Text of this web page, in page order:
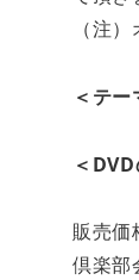
（注
＜テ
＜
販売
倶楽部